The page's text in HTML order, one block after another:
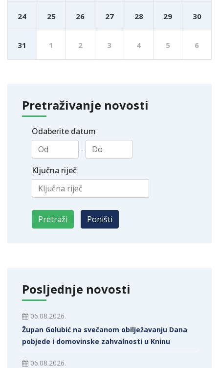
24 25 26 27 28 29 30
31 1 2 3 4 5 6
Pretraživanje novosti
Odaberite datum
-
Ključna riječ
Posljednje novosti
06.08.2026.
Župan Golubić na svečanom obilježavanju Dana
pobjede i domovinske zahvalnosti u Kninu
06.08.2026.